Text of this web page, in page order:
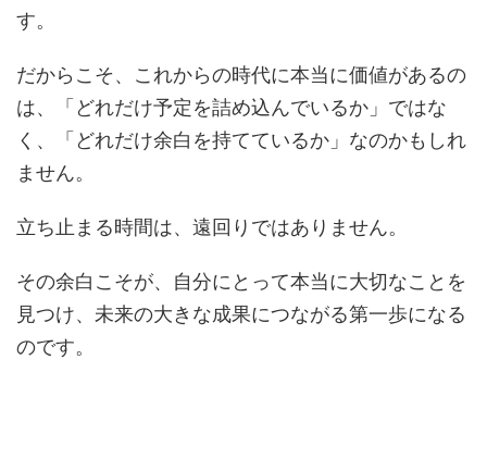
す。
だからこそ、これからの時代に本当に価値があるの
は、「どれだけ予定を詰め込んでいるか」ではな
く、「どれだけ余白を持てているか」なのかもしれ
ません。
立ち止まる時間は、遠回りではありません。
その余白こそが、自分にとって本当に大切なことを
見つけ、未来の大きな成果につながる第一歩になる
のです。